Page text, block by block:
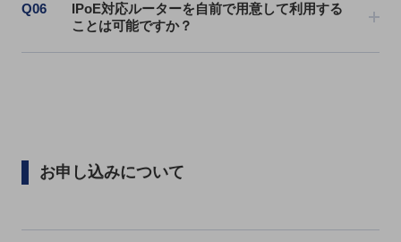
データプラス
運用保守・故障紛失サポート
お手続き
Q06
IPoE対応ルーターを自前で用意して利用する
ことは可能ですか？
お申し込みについて